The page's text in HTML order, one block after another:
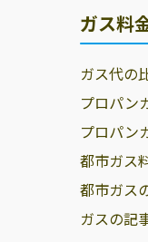
岐阜県ＪＡビジ
ネスサポート株
式会社／西濃営
株式会社和光産
株式会社米定
ガス料
ガス代の
プロパン
プロパン
都市ガス
都市ガス
ガスの記